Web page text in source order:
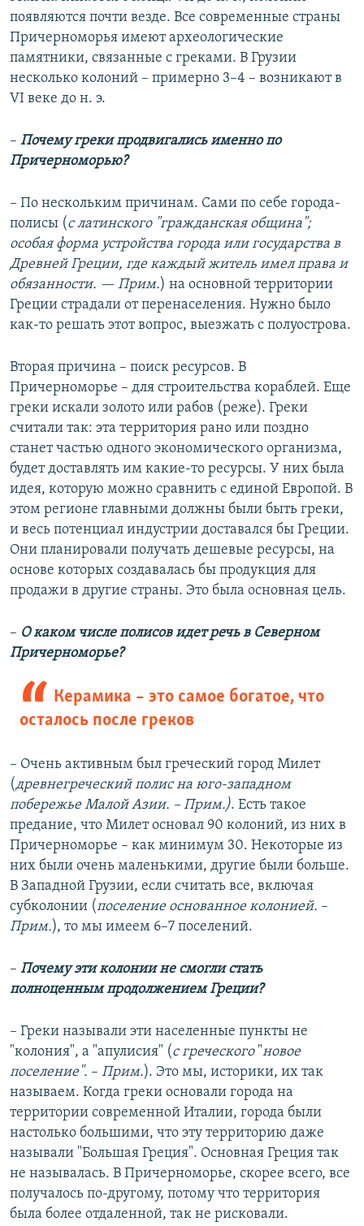
появляются почти везде. Все современные страны
Причерноморья имеют археологические
памятники, связанные с греками. В Грузии
несколько колоний – примерно 3–4 – возникают в
VI веке до н. э.
– Почему греки продвигались именно по
Причерноморью?
– По нескольким причинам. Сами по себе города-
полисы (с латинского "гражданская община";
особая форма устройства города или государства в
Древней Греции, где каждый житель имел права и
обязанности. — Прим.) на основной территории
Греции страдали от перенаселения. Нужно было
как-то решать этот вопрос, выезжать с полуострова.
Вторая причина – поиск ресурсов. В
Причерноморье – для строительства кораблей. Еще
греки искали золото или рабов (реже). Греки
считали так: эта территория рано или поздно
станет частью одного экономического организма,
будет доставлять им какие-то ресурсы. У них была
идея, которую можно сравнить с единой Европой. В
этом регионе главными должны были быть греки,
и весь потенциал индустрии доставался бы Греции.
Они планировали получать дешевые ресурсы, на
основе которых создавалась бы продукция для
продажи в другие страны. Это была основная цель.
– О каком числе полисов идет речь в Северном
Причерноморье?
Керамика – это самое богатое, что
осталось после греков
– Очень активным был греческий город Милет
(древнегреческий полис на юго-западном
побережье Малой Азии. – Прим.). Есть такое
предание, что Милет основал 90 колоний, из них в
Причерноморье – как минимум 30. Некоторые из
них были очень маленькими, другие были больше.
В Западной Грузии, если считать все, включая
субколонии (поселение основанное колонией. –
Прим.), то мы имеем 6–7 поселений.
– Почему эти колонии не смогли стать
полноценным продолжением Греции?
– Греки называли эти населенные пункты не
"колония", а "апулисия" (с греческого "новое
поселение". – Прим.). Это мы, историки, их так
называем. Когда греки основали города на
территории современной Италии, города были
настолько большими, что эту территорию даже
называли "Большая Греция". Основная Греция так
не называлась. В Причерноморье, скорее всего, все
получалось по-другому, потому что территория
была более отдаленной, так не рисковали.